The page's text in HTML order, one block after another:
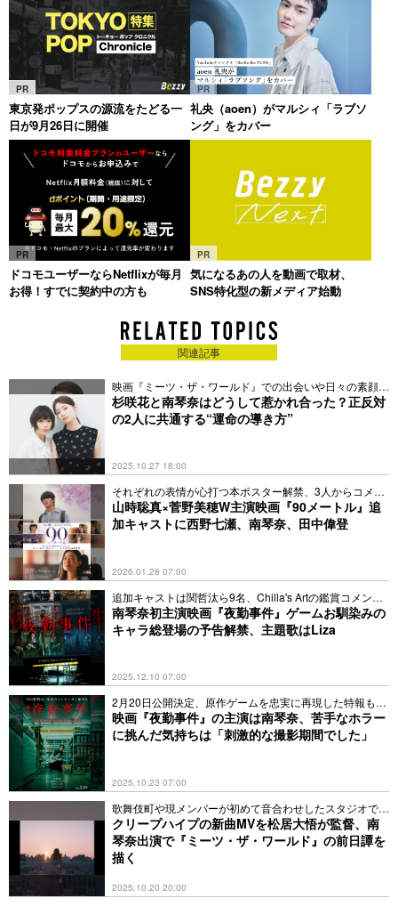
PR
東京発ポップスの源流をたどる一
日が9月26日に開催
PR
礼央（aoen）がマルシィ「ラブソ
ング」をカバー
PR
ドコモユーザーならNetflixが毎月
お得！すでに契約中の方も
PR
気になるあの人を動画で取材、
SNS特化型の新メディア始動
関連記事
映画『ミーツ・ザ・ワールド』での出会いや日々の素顔に
迫る
杉咲花と南琴奈はどうして惹かれ合った？正反対
の2人に共通する“運命の導き方”
2025.10.27 18:00
それぞれの表情が心打つ本ポスター解禁、3人からコメン
トも
山時聡真×菅野美穂W主演映画『90メートル』追
加キャストに西野七瀬、南琴奈、田中偉登
2026.01.28 07:00
追加キャストは関哲汰ら9名、Chilla's Artの鑑賞コメント
も
南琴奈初主演映画『夜勤事件』ゲームお馴染みの
キャラ総登場の予告解禁、主題歌はLiza
2025.12.10 07:00
2月20日公開決定、原作ゲームを忠実に再現した特報も解
禁
映画『夜勤事件』の主演は南琴奈、苦手なホラー
に挑んだ気持ちは「刺激的な撮影期間でした」
2025.10.23 07:00
歌舞伎町や現メンバーが初めて音合わせしたスタジオで撮
影
クリープハイプの新曲MVを松居大悟が監督、南
琴奈出演で『ミーツ・ザ・ワールド』の前日譚を
描く
2025.10.20 20:00